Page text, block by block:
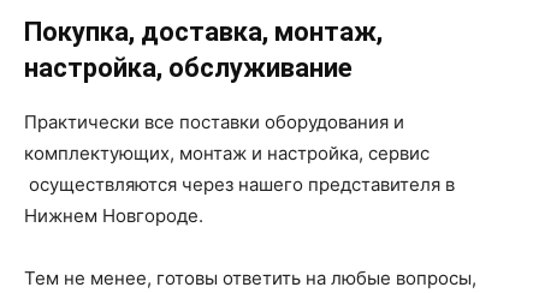
Покупка, доставка, монтаж,
настройка, обслуживание
Практически все поставки оборудования и
комплектующих, монтаж и настройка, сервис
осуществляются через нашего представителя в
Нижнем Новгороде.
Тем не менее, готовы ответить на любые вопросы,